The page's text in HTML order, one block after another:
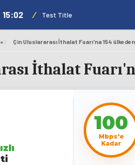
15:02 / Test Title
» Çin Uluslararası İthalat Fuarı'na 154
İthalat
100
Mbps'e
Kadar